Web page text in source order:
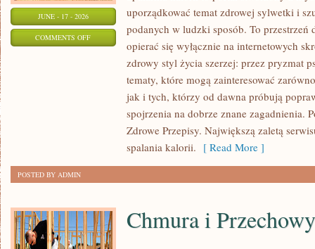
JUNE - 17 - 2026
COMMENTS OFFON
MOTYWACJA
uporządkować temat zdrowej sylwetki i
podanych w ludzki sposób. To
opierać się wyłącznie na internetowych
zdrowy styl życia szerzej: przez pryzmat
tematy, które mogą zainteresować
jak i tych, którzy od dawna próbują
spojrzenia na dobrze znane zagadnienia.
Zdrowe Przepisy. Największą zaletą
spalania kalorii. [ Read More ]
POSTED BY ADMIN
Chmura i